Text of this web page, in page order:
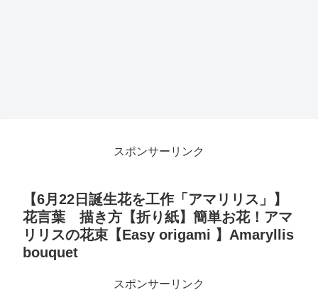
スポンサーリンク
【6月22日誕生花を工作「アマリリス」】
花言葉 描き方【折り紙】簡単お花！アマ
リリスの花束【Easy origami 】Amaryllis
bouquet
スポンサーリンク